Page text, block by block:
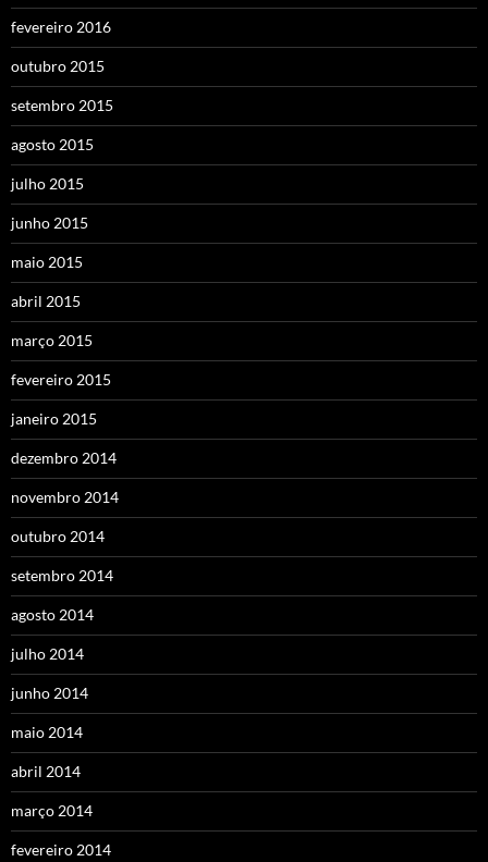
fevereiro 2016
outubro 2015
setembro 2015
agosto 2015
julho 2015
junho 2015
maio 2015
abril 2015
março 2015
fevereiro 2015
janeiro 2015
dezembro 2014
novembro 2014
outubro 2014
setembro 2014
agosto 2014
julho 2014
junho 2014
maio 2014
abril 2014
março 2014
fevereiro 2014